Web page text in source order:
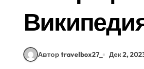
Автор travelbox27_ Дек 2,